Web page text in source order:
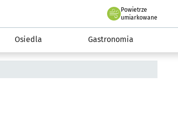
Powietrze
we Wrocławiu
umiarkowane
Osiedla Gastronomia